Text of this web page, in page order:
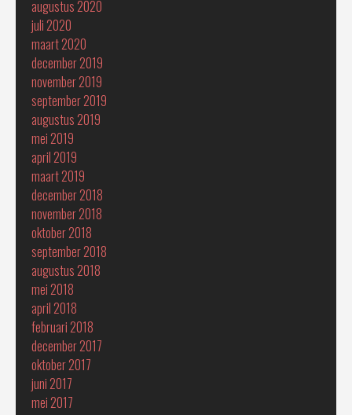
augustus 2020
juli 2020
maart 2020
december 2019
november 2019
september 2019
augustus 2019
mei 2019
april 2019
maart 2019
december 2018
november 2018
oktober 2018
september 2018
augustus 2018
mei 2018
april 2018
februari 2018
december 2017
oktober 2017
juni 2017
mei 2017